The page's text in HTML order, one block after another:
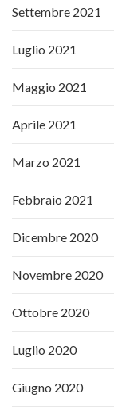
Settembre 2021
Luglio 2021
Maggio 2021
Aprile 2021
Marzo 2021
Febbraio 2021
Dicembre 2020
Novembre 2020
Ottobre 2020
Luglio 2020
Giugno 2020